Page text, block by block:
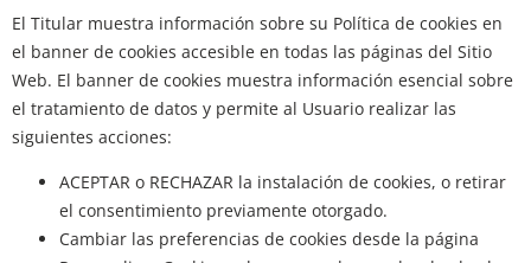
El Titular muestra información sobre su Política de cookies en
el banner de cookies accesible en todas las páginas del Sitio
Web. El banner de cookies muestra información esencial sobre
el tratamiento de datos y permite al Usuario realizar las
siguientes acciones:
ACEPTAR o RECHAZAR la instalación de cookies, o retirar
el consentimiento previamente otorgado.
Cambiar las preferencias de cookies desde la página